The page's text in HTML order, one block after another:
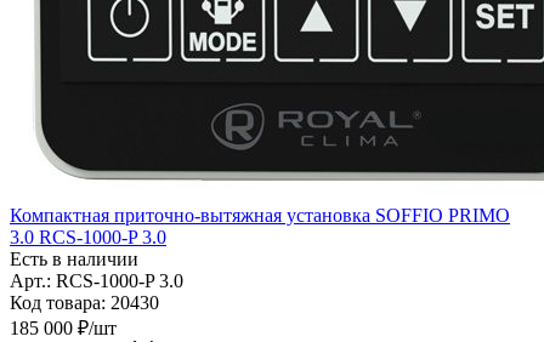
Компактная приточно-вытяжная установка SOFFIO PRIMO
3.0 RCS-1000-P 3.0
Есть в наличии
Арт.: RCS-1000-P 3.0
Код товара: 20430
185 000 ₽/шт